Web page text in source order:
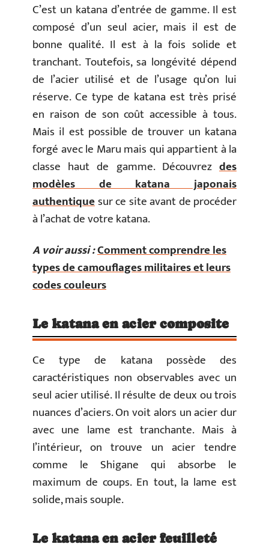
C’est un katana d’entrée de gamme. Il est
composé d’un seul acier, mais il est de
bonne qualité. Il est à la fois solide et
tranchant. Toutefois, sa longévité dépend
de l’acier utilisé et de l’usage qu’on lui
réserve. Ce type de katana est très prisé
en raison de son coût accessible à tous.
Mais il est possible de trouver un katana
forgé avec le Maru mais qui appartient à la
classe haut de gamme. Découvrez des
modèles de katana japonais
authentiquesur ce site avant de procéder
à l’achat de votre katana.
A voir aussi :Comment comprendre les
types de camouflages militaires et leurs
codes couleurs
Le katana en acier composite
Ce type de katana possède des
caractéristiques non observables avec un
seul acier utilisé. Il résulte de deux ou trois
nuances d’aciers. On voit alors un acier dur
avec une lame est tranchante. Mais à
l’intérieur, on trouve un acier tendre
comme le Shigane qui absorbe le
maximum de coups. En tout, la lame est
solide, mais souple.
Le katana en acier feuilleté